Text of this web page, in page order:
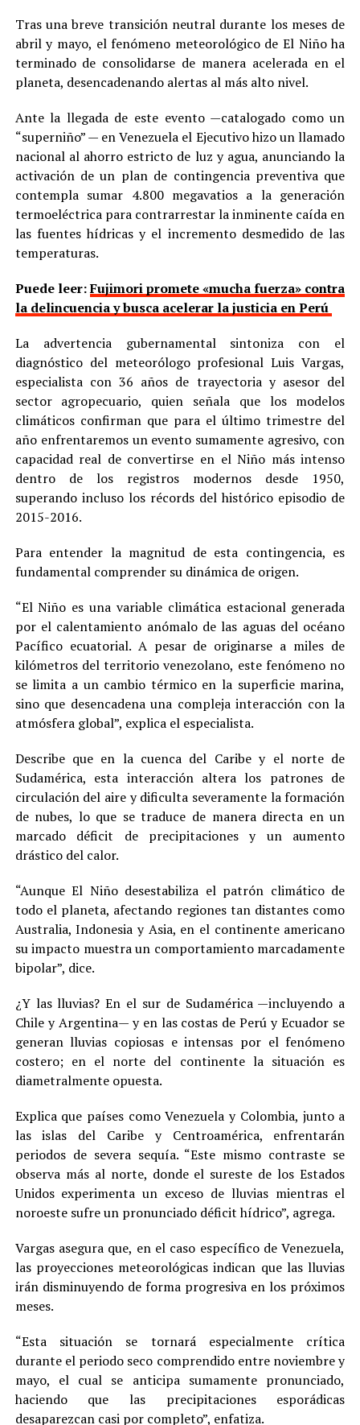
Tras una breve transición neutral durante los meses de
abril y mayo, el fenómeno meteorológico de El Niño ha
terminado de consolidarse de manera acelerada en el
planeta, desencadenando alertas al más alto nivel.
Ante la llegada de este evento —catalogado como un
“superniño” — en Venezuela el Ejecutivo hizo un llamado
nacional al ahorro estricto de luz y agua, anunciando la
activación de un plan de contingencia preventiva que
contempla sumar 4.800 megavatios a la generación
termoeléctrica para contrarrestar la inminente caída en
las fuentes hídricas y el incremento desmedido de las
temperaturas.
Puede leer:Fujimori promete «mucha fuerza» contra
la delincuencia y busca acelerar la justicia en Perú
La advertencia gubernamental sintoniza con el
diagnóstico del meteorólogo profesional Luis Vargas,
especialista con 36 años de trayectoria y asesor del
sector agropecuario, quien señala que los modelos
climáticos confirman que para el último trimestre del
año enfrentaremos un evento sumamente agresivo, con
capacidad real de convertirse en el Niño más intenso
dentro de los registros modernos desde 1950,
superando incluso los récords del histórico episodio de
2015-2016.
Para entender la magnitud de esta contingencia, es
fundamental comprender su dinámica de origen.
“El Niño es una variable climática estacional generada
por el calentamiento anómalo de las aguas del océano
Pacífico ecuatorial. A pesar de originarse a miles de
kilómetros del territorio venezolano, este fenómeno no
se limita a un cambio térmico en la superficie marina,
sino que desencadena una compleja interacción con la
atmósfera global”, explica el especialista.
Describe que en la cuenca del Caribe y el norte de
Sudamérica, esta interacción altera los patrones de
circulación del aire y dificulta severamente la formación
de nubes, lo que se traduce de manera directa en un
marcado déficit de precipitaciones y un aumento
drástico del calor.
“Aunque El Niño desestabiliza el patrón climático de
todo el planeta, afectando regiones tan distantes como
Australia, Indonesia y Asia, en el continente americano
su impacto muestra un comportamiento marcadamente
bipolar”, dice.
¿Y las lluvias? En el sur de Sudamérica —incluyendo a
Chile y Argentina— y en las costas de Perú y Ecuador se
generan lluvias copiosas e intensas por el fenómeno
costero; en el norte del continente la situación es
diametralmente opuesta.
Explica que países como Venezuela y Colombia, junto a
las islas del Caribe y Centroamérica, enfrentarán
periodos de severa sequía. “Este mismo contraste se
observa más al norte, donde el sureste de los Estados
Unidos experimenta un exceso de lluvias mientras el
noroeste sufre un pronunciado déficit hídrico”, agrega.
Vargas asegura que, en el caso específico de Venezuela,
las proyecciones meteorológicas indican que las lluvias
irán disminuyendo de forma progresiva en los próximos
meses.
“Esta situación se tornará especialmente crítica
durante el periodo seco comprendido entre noviembre y
mayo, el cual se anticipa sumamente pronunciado,
haciendo que las precipitaciones esporádicas
desaparezcan casi por completo”, enfatiza.